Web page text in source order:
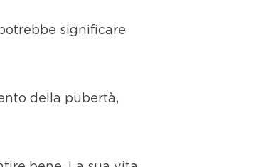
significare
della pubertà,